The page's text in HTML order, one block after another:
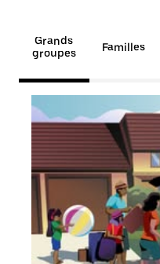
Grands
groupes
Familles